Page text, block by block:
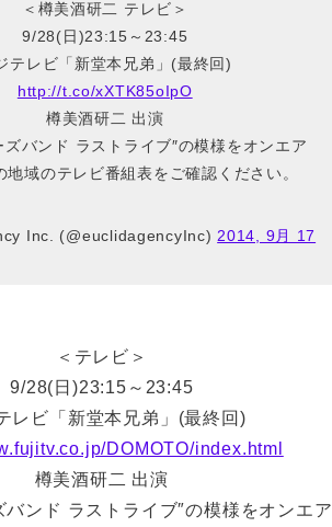
＜樽美酒研二 テレビ＞
9/28(日)23:15～23:45
テレビ「新堂本兄弟」(最終回)
http://t.co/xXTK85oIpO
樽美酒研二 出演
ズバンド ラストライブ″の模様をオンエア
域のテレビ番組表をご確認ください。
Inc. (@euclidagencyInc) 2014, 9月 17
＜テレビ＞
9/28(日)23:15～23:45
レビ「新堂本兄弟」(最終回)
DOMOTO/index.html
樽美酒研二 出演
バンド ラストライブ″の模様をオンエア